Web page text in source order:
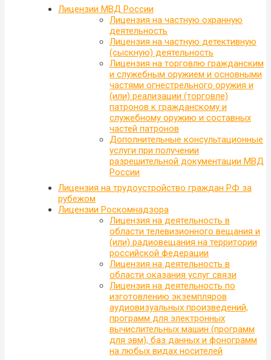
Лицензии МВД России
Лицензия на частную охранную
деятельность
Лицензия на частную детективную
(сыскную) деятельность
Лицензия на торговлю гражданским
и служебным оружием и основными
частями огнестрельного оружия и
(или) реализации (торговле)
патронов к гражданскому и
служебному оружию и составных
частей патронов
Дополнительные консультационные
услуги при получении
разрешительной документации МВД
России
Лицензия на трудоустройство граждан РФ за
рубежом
Лицензии Роскомнадзора
Лицензия на деятельность в
области телевизионного вещания и
(или) радиовещания на территории
российской федерации
Лицензия на деятельность в
области оказания услуг связи
Лицензия на деятельность по
изготовлению экземпляров
аудиовизуальных произведений,
программ для электронных
вычислительных машин (программ
для эвм), баз данных и фонограмм
на любых видах носителей